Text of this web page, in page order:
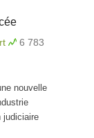
6 783
nouvelle
judiciaire